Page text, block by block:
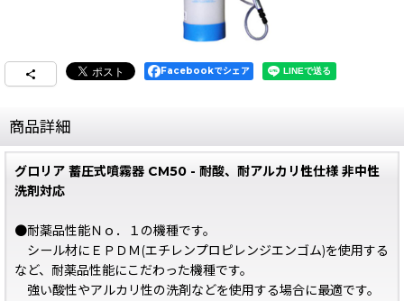
Facebookでシェア
商品詳細
グロリア 蓄圧式噴霧器 CM50 - 耐酸、耐アルカリ性仕様 非中性
洗剤対応
●耐薬品性能Ｎｏ．１の機種です。
シール材にＥＰＤＭ(エチレンプロピレンジエンゴム)を使用する
など、耐薬品性能にこだわった機種です。
強い酸性やアルカリ性の洗剤などを使用する場合に最適です。